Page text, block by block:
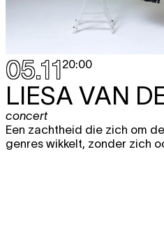
05.1120:00
LIESA VAN
concert
Een zachtheid die zich om
genres wikkelt, zonder zich